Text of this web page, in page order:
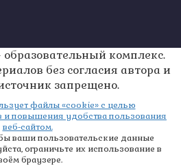
комплекс.
без согласия автора и
запрещено.
файлы «cookie» с целью
и повышения удобства пользования
веб-сайтом.
ваши пользовательские данные
ограничьте их использование в
браузере.